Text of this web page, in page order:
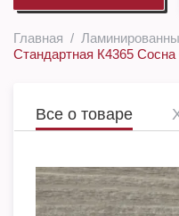
Главная
Стандартная К4365 Сосна
Все о товаре